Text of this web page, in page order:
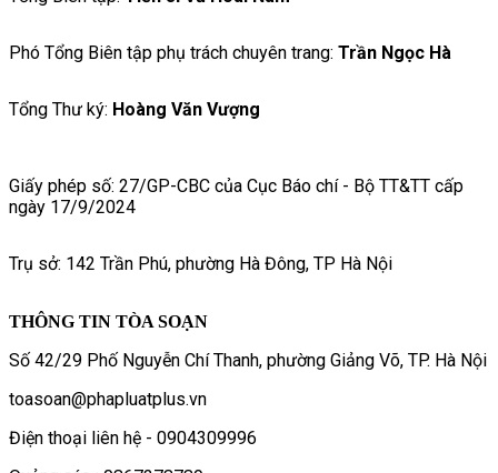
Phó Tổng Biên tập phụ trách chuyên trang: Trần Ngọc Hà
Tổng Thư ký: Hoàng Văn Vượng
Giấy phép số: 27/GP-CBC của Cục Báo chí - Bộ TT&TT cấp
ngày 17/9/2024
Trụ sở: 142 Trần Phú, phường Hà Đông, TP Hà Nội
THÔNG TIN TÒA SOẠN
Số 42/29 Phố Nguyễn Chí Thanh, phường Giảng Võ, TP. Hà Nội
toasoan@phapluatplus.vn
Điện thoại liên hệ - 0904309996